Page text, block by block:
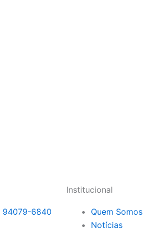
94079-6840
Institucional
Quem Somos
Notícias